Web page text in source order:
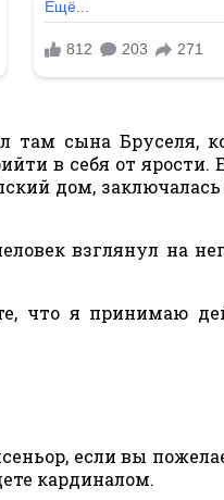
там сына Бруселя,
в себя от ярости.
дом,
взглянул на
что я принимаю
если вы
кардиналом.